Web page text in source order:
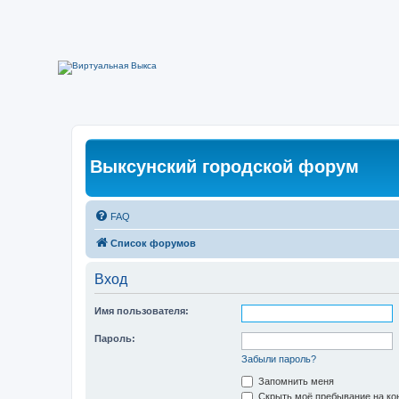
Выксунский городской форум
FAQ
Список форумов
Вход
Имя пользователя:
Пароль:
Забыли пароль?
Запомнить меня
Скрыть моё пребывание на